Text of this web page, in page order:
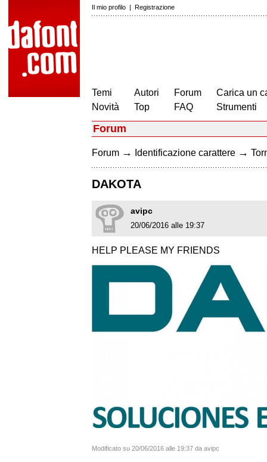
Il mio profilo | Registrazione
Temi
Novità
Autori
Top
Forum
FAQ
Carica un
Strumenti
Forum
Forum → Identificazione carattere →
DAKOTA
avipc
20/06/2016 alle 19:37
HELP PLEASE MY FRIENDS
Modificato su 20/06/2016 alle 19:37 da avipc